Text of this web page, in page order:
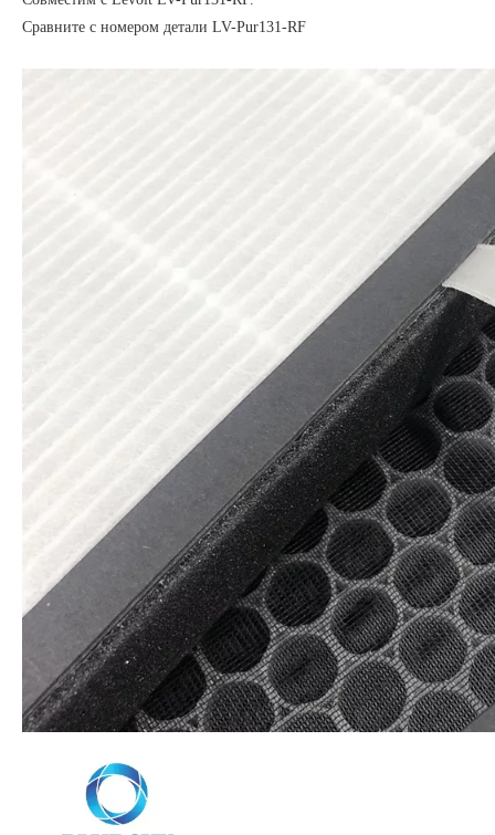
Сравните с номером детали LV-Pur131-RF